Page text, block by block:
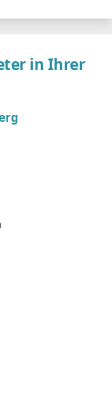
in Ihrer